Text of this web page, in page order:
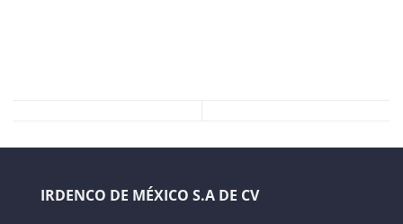
IRDENCO DE MÉXICO S.A DE CV